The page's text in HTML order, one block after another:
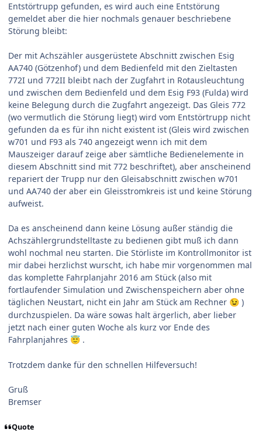
Entstörtrupp gefunden, es wird auch eine Entstörung
gemeldet aber die hier nochmals genauer beschriebene
Störung bleibt:
Der mit Achszähler ausgerüstete Abschnitt zwischen Esig
AA740 (Götzenhof) und dem Bedienfeld mit den Zieltasten
772I und 772II bleibt nach der Zugfahrt in Rotausleuchtung
und zwischen dem Bedienfeld und dem Esig F93 (Fulda) wird
keine Belegung durch die Zugfahrt angezeigt. Das Gleis 772
(wo vermutlich die Störung liegt) wird vom Entstörtrupp nicht
gefunden da es für ihn nicht existent ist (Gleis wird zwischen
w701 und F93 als 740 angezeigt wenn ich mit dem
Mauszeiger darauf zeige aber sämtliche Bedienelemente in
diesem Abschnitt sind mit 772 beschriftet), aber anscheinend
repariert der Trupp nur den Gleisabschnitt zwischen w701
und AA740 der aber ein Gleisstromkreis ist und keine Störung
aufweist.
Da es anscheinend dann keine Lösung außer ständig die
Achszählergrundstelltaste zu bedienen gibt muß ich dann
wohl nochmal neu starten. Die Störliste im Kontrollmonitor ist
mir dabei herzlichst wurscht, ich habe mir vorgenommen mal
das komplette Fahrplanjahr 2016 am Stück (also mit
fortlaufender Simulation und Zwischenspeichern aber ohne
täglichen Neustart, nicht ein Jahr am Stück am Rechner 😉 )
durchzuspielen. Da wäre sowas halt ärgerlich, aber lieber
jetzt nach einer guten Woche als kurz vor Ende des
Fahrplanjahres 😇 .
Trotzdem danke für den schnellen Hilfeversuch!
Gruß
Bremser
Quote